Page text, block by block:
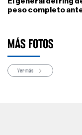
peso completo
MÁS FOTOS
Ver más